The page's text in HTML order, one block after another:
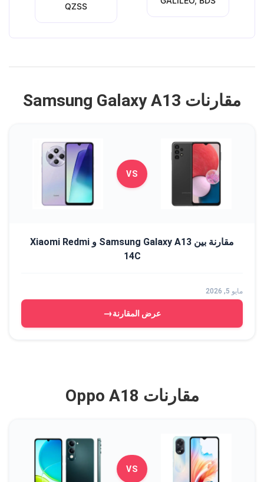
QZSS
مقارنات Samsung Galaxy A13
VS
مقارنة بين Samsung Galaxy A13 و Xiaomi Redmi
14C
مايو 5, 2026
عرض المقارنة→
مقارنات Oppo A18
VS